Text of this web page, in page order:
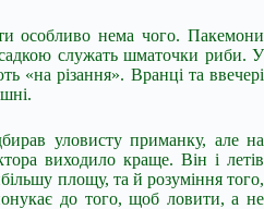
особливо нема чого. Пакемони
служать шматочки риби. У
«на різання». Вранці та ввечері
уловисту приманку, але на
виходило краще. Він і летів
площу, та й розуміння того,
до того, щоб ловити, а не